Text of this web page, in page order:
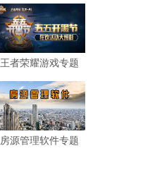
王者荣耀游戏专题
房源管理软件专题